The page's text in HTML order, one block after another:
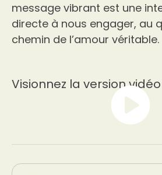
message vibrant est une
directe à nous engager, au
chemin de l’amour véritable.
Visionnez la version vidéo